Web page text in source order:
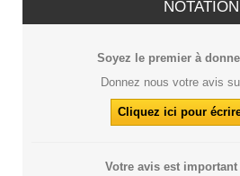
NOTATION
Soyez le premier à
Donnez nous votre avis
Cliquez ici pour
Votre avis est